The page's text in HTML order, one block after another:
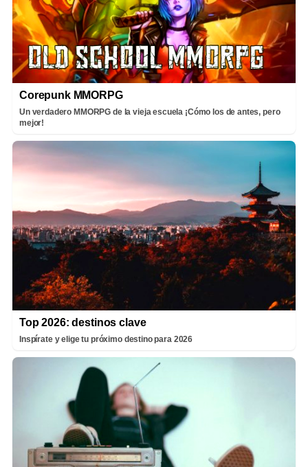
Corepunk MMORPG
Un verdadero MMORPG de la vieja escuela ¡Cómo los de antes, pero
mejor!
Top 2026: destinos clave
Inspírate y elige tu próximo destino para 2026